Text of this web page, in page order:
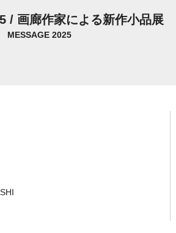
/ 画廊作家による新作小品展
MESSAGE 2025